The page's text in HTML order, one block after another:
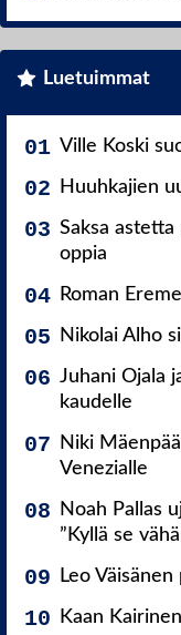
Luetuimmat
Ville Koski
Huuhkajien
Saksa
oppia
Roman
Nikolai Alho
Juhani Ojala
kaudelle
Niki
Venezialle
Noah Pallas
”Kyllä se
Leo
Kaan